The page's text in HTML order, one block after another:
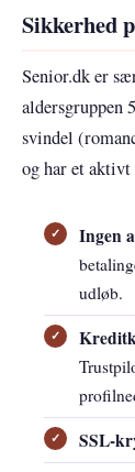
Sikkerhed
Senior.dk er
aldersgruppen
svindel
og har et aktivt
Ingen
udløb.
SSL-